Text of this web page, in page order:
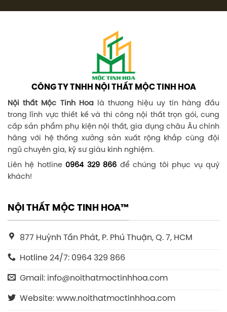
CÔNG TY TNHH NỘI THẤT MỘC TINH HOA
Nội thất Mộc Tinh Hoalà thương hiệu uy tín hàng đầu
trong lĩnh vực thiết kế và thi công nội thất trọn gói, cung
cấp sản phẩm phụ kiện nội thất, gia dụng châu Âu chính
hãng với hệ thống xưởng sản xuất rộng khắp cùng đội
ngũ chuyên gia, kỹ sư giàu kinh nghiệm.
Liên hệ hotline 0964 329 866 để chúng tôi phục vụ quý
khách!
NỘI THẤT MỘC TINH HOA™
877 Huỳnh Tấn Phát, P. Phú Thuận, Q. 7, HCM
Hotline 24/7: 0964 329 866
Gmail: info@noithatmoctinhhoa.com
Website: www.noithatmoctinhhoa.com